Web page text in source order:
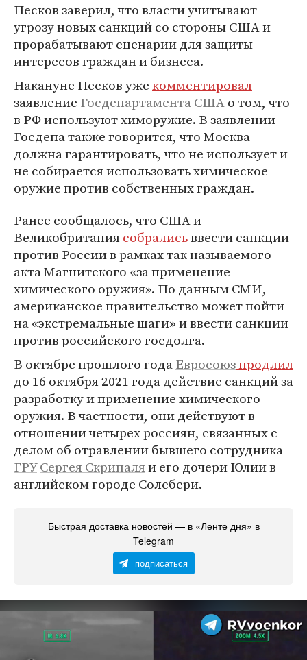
Песков заверил, что власти учитывают
угрозу новых санкций со стороны США и
прорабатывают сценарии для защиты
интересов граждан и бизнеса.
Накануне Песков ужекомментировал
заявление Госдепартамента СШАо том, что
в РФ используют химоружие. В заявлении
Госдепа также говорится, что Москва
должна гарантировать, что не использует и
не собирается использовать химическое
оружие против собственных граждан.
Ранее сообщалось, что США и
Великобританиясобралисьввести санкции
против России в рамках так называемого
акта Магнитского «за применение
химического оружия». По данным СМИ,
американское правительство может пойти
на «экстремальные шаги» и ввести санкции
против российского госдолга.
В октябре прошлого годаЕвросоюзпродлил
до 16 октября 2021 года действие санкций за
разработку и применение химического
оружия. В частности, они действуют в
отношении четырех россиян, связанных с
делом об отравлении бывшего сотрудника
ГРУСергея Скрипаляи его дочери Юлии в
английском городе Солсбери.
Быстрая доставка новостей — в «Ленте дня» в
Telegram
подписаться